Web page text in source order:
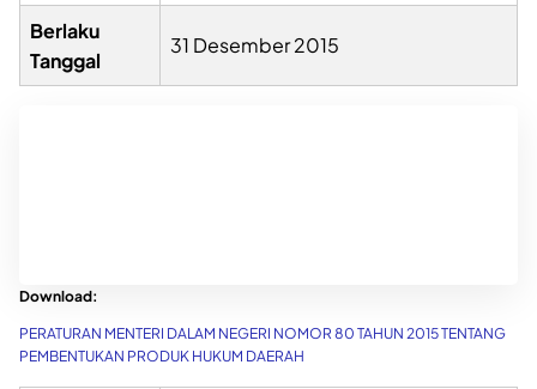
Berlaku
Tanggal
31 Desember 2015
Download:
PERATURAN MENTERI DALAM NEGERI NOMOR 80 TAHUN 2015 TENTANG
PEMBENTUKAN PRODUK HUKUM DAERAH